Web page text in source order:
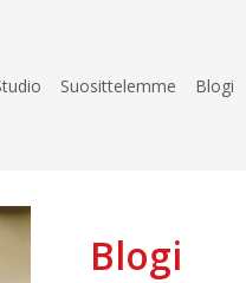
Suosittelemme Blogi
Blogi